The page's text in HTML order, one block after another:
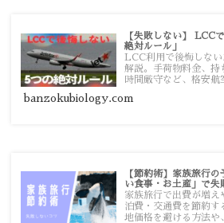
【失敗しない】 LCC
絶対ルール」
LCC利用で後悔しない
解説。手荷物料金、持
時間厳守など、格安
す。
banzokubiology.com
【節約術】家族旅行
い食事・お土産」で失
家族旅行で出費が増え
泊費・交通費を節約す
地価格を避ける方法や